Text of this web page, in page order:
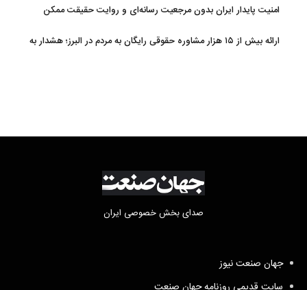
امنیت پایدار ایران بدون مرجعیت رسانه‌ای و روایت حقیقت ممکن
ارائه بیش از ۱۵ هزار مشاوره حقوقی رایگان به مردم در البرز؛ هشدار به
صدای بخش خصوصی ایران
جهان صنعت نیوز